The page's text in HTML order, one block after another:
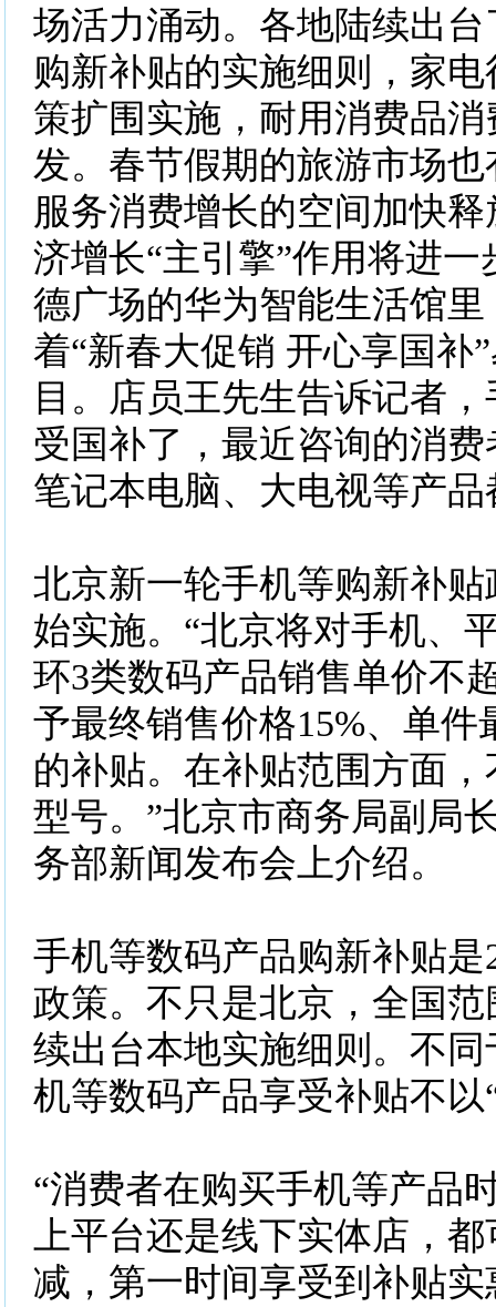
场活力涌动。各地陆续出
购新补贴的实施细则，家
策扩围实施，耐用消费品
发。春节假期的旅游市场
服务消费增长的空间加快
济增长“主引擎”作用将进
德广场的华为智能生活馆
着“新春大促销 开心享国补
目。店员王先生告诉记者
受国补了，最近咨询的消
笔记本电脑、大电视等产
北京新一轮手机等购新补贴
始实施。“北京将对手机、
环3类数码产品销售单价不
予最终销售价格15%、单件
的补贴。在补贴范围方面
型号。”北京市商务局副局
务部新闻发布会上介绍。
手机等数码产品购新补贴是
政策。不只是北京，全国
续出台本地实施细则。不
机等数码产品享受补贴不以
“消费者在购买手机等产品
上平台还是线下实体店，
减，第一时间享受到补贴